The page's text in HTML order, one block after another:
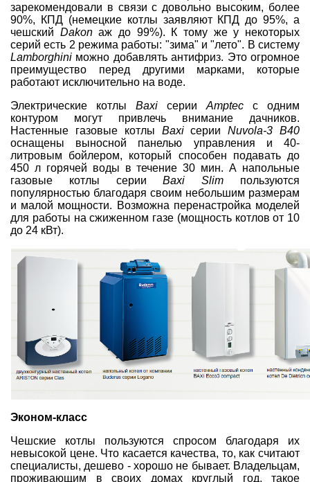
зарекомендовали в связи с довольно высоким, более
90%, КПД (немецкие котлы заявляют КПД до 95%, а
чешский Dakonаж до 99%). К тому же у некоторых
серий есть 2 режима работы: "зима" и "лето". В систему
Lamborghini можно добавлять антифриз. Это огромное
преимущество перед другими марками, которые
работают исключительно на воде.
Электрические котлы Baxi серииAmptec с одним
контуром могут привлечь внимание дачников.
Настенные газовые котлы BaxiсерииNuvola-3 B40
оснащены выносной панелью управления и 40-
литровым бойлером, который способен подавать до
450 л горячей воды в течение 30 мин. А напольные
газовые котлы серииBaxi Slim пользуются
популярностью благодаря своим небольшим размерам
и малой мощности. Возможна перенастройка моделей
для работы на сжиженном газе (мощность котлов от 10
до 24 кВт).
Эконом-класс
Чешские котлы пользуются спросом благодаря их
невысокой цене. Что касается качества, то, как считают
специалисты, дешево - хорошо не бывает. Владельцам,
проживающим в своих домах круглый год, такое